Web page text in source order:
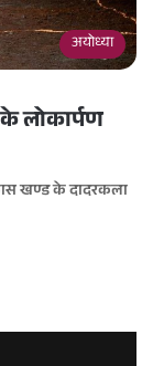
अयोध्या
के लोकार्पण
खण्ड के दादरकला